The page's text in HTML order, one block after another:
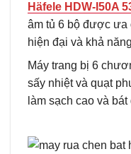
Häfele HDW-I50A
âm tủ 6 bộ được ưa
hiện đại và khả
Máy trang bị 6
sấy nhiệt và quạt
làm sạch cao và